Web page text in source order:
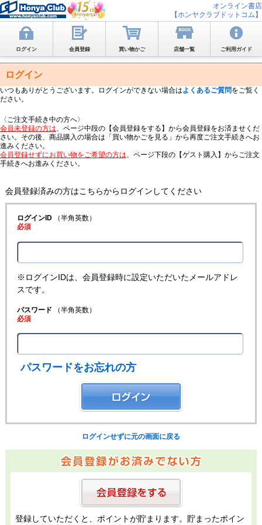
オンライン書店
【ホンヤクラブドットコム】
ログイン 会員登録 買い物かご 店舗一覧 ご利用ガイド
ログイン
いつもありがとうございます。ログインができない場合はよくあるご質問をご覧く
ださい。
〈ご注文手続き中の方へ〉
会員未登録の方は、ページ中段の【会員登録をする】から会員登録をお済ませくだ
さい。その後、商品購入の場合は「買い物かごを見る」から再度ご注文手続きへお
進みください。
会員登録せずにお買い物をご希望の方は、ページ下段の【ゲスト購入】からご注文
手続きへお進みください。
会員登録済みの方はこちらからログインしてください
ログインID（半角英数）
必須
※ログインIDは、会員登録時に設定いただいたメールアドレ
スです。
パスワード （半角英数）
必須
パスワードをお忘れの方
ログインせずに元の画面に戻る
登録していただくと、ポイントが貯まります。貯まったポイン